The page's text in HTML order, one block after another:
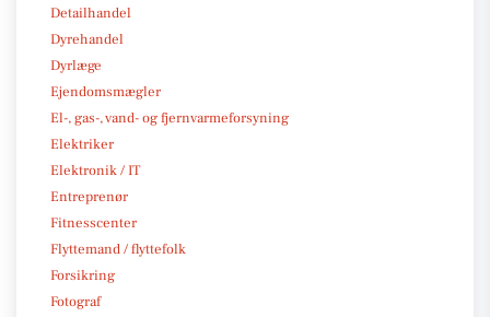
Detailhandel
Dyrehandel
Dyrlæge
Ejendomsmægler
El-, gas-, vand- og fjernvarmeforsyning
Elektriker
Elektronik / IT
Entreprenør
Fitnesscenter
Flyttemand / flyttefolk
Forsikring
Fotograf